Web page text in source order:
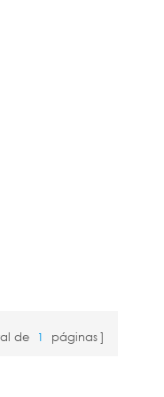
de 1 páginas